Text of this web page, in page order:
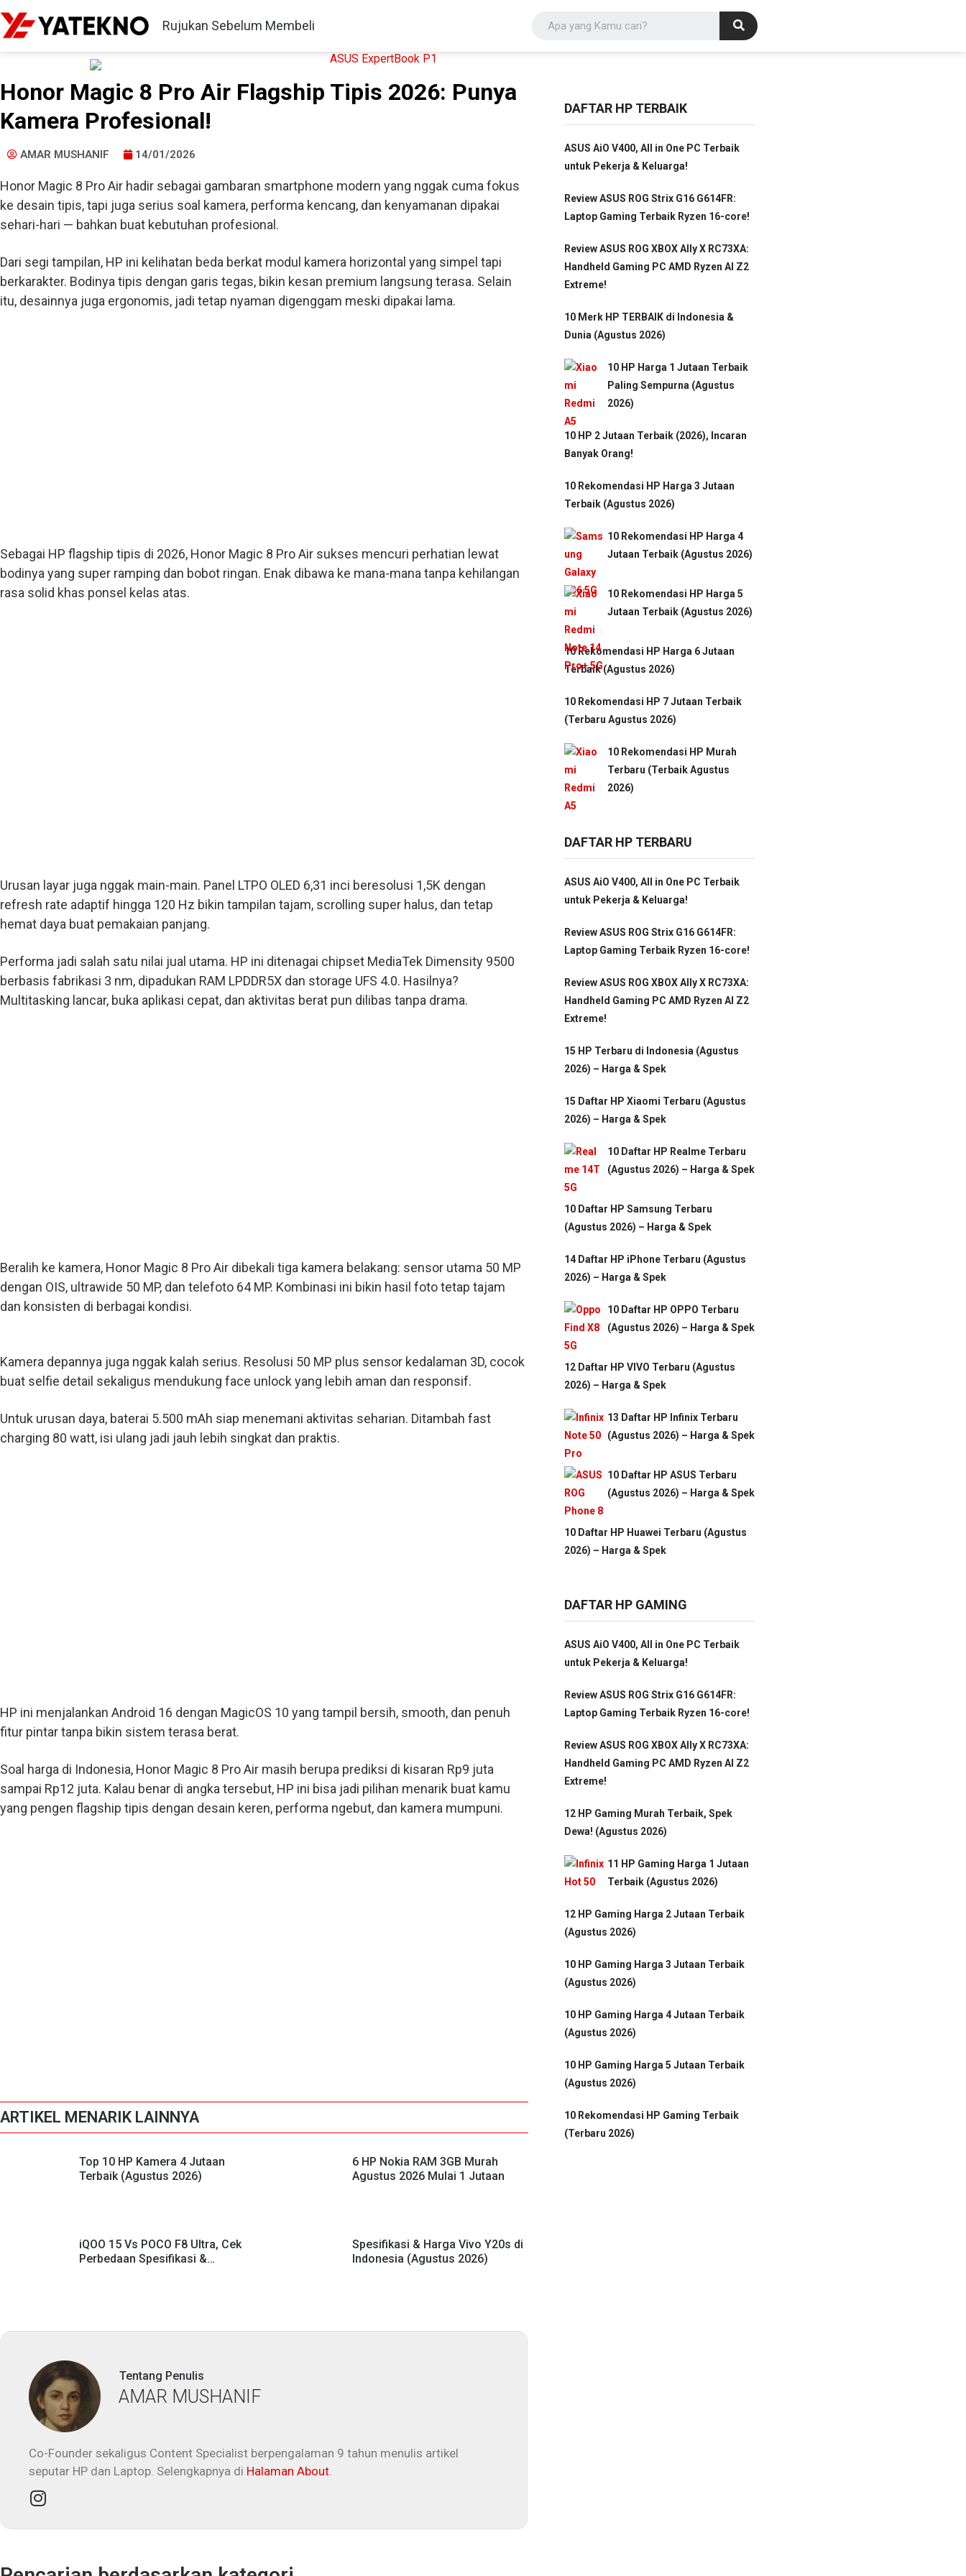
Rujukan Sebelum Membeli
Honor Magic 8 Pro Air Flagship Tipis 2026: Punya
Kamera Profesional!
AMAR MUSHANIF 14/01/2026
Honor Magic 8 Pro Air hadir sebagai gambaran smartphone modern yang nggak cuma fokus
ke desain tipis, tapi juga serius soal kamera, performa kencang, dan kenyamanan dipakai
sehari-hari — bahkan buat kebutuhan profesional.
Dari segi tampilan, HP ini kelihatan beda berkat modul kamera horizontal yang simpel tapi
berkarakter. Bodinya tipis dengan garis tegas, bikin kesan premium langsung terasa. Selain
itu, desainnya juga ergonomis, jadi tetap nyaman digenggam meski dipakai lama.
Sebagai HP flagship tipis di 2026, Honor Magic 8 Pro Air sukses mencuri perhatian lewat
bodinya yang super ramping dan bobot ringan. Enak dibawa ke mana-mana tanpa kehilangan
rasa solid khas ponsel kelas atas.
Urusan layar juga nggak main-main. Panel LTPO OLED 6,31 inci beresolusi 1,5K dengan
refresh rate adaptif hingga 120 Hz bikin tampilan tajam, scrolling super halus, dan tetap
hemat daya buat pemakaian panjang.
Performa jadi salah satu nilai jual utama. HP ini ditenagai chipset MediaTek Dimensity 9500
berbasis fabrikasi 3 nm, dipadukan RAM LPDDR5X dan storage UFS 4.0. Hasilnya?
Multitasking lancar, buka aplikasi cepat, dan aktivitas berat pun dilibas tanpa drama.
Beralih ke kamera, Honor Magic 8 Pro Air dibekali tiga kamera belakang: sensor utama 50 MP
dengan OIS, ultrawide 50 MP, dan telefoto 64 MP. Kombinasi ini bikin hasil foto tetap tajam
dan konsisten di berbagai kondisi.
Kamera depannya juga nggak kalah serius. Resolusi 50 MP plus sensor kedalaman 3D, cocok
buat selfie detail sekaligus mendukung face unlock yang lebih aman dan responsif.
Untuk urusan daya, baterai 5.500 mAh siap menemani aktivitas seharian. Ditambah fast
charging 80 watt, isi ulang jadi jauh lebih singkat dan praktis.
HP ini menjalankan Android 16 dengan MagicOS 10 yang tampil bersih, smooth, dan penuh
fitur pintar tanpa bikin sistem terasa berat.
Soal harga di Indonesia, Honor Magic 8 Pro Air masih berupa prediksi di kisaran Rp9 juta
sampai Rp12 juta. Kalau benar di angka tersebut, HP ini bisa jadi pilihan menarik buat kamu
yang pengen flagship tipis dengan desain keren, performa ngebut, dan kamera mumpuni.
Tentang Penulis
ARTIKEL MENARIK LAINNYA
Top 10 HP Kamera 4 Jutaan
Terbaik (Agustus 2026)
6 HP Nokia RAM 3GB Murah
Agustus 2026 Mulai 1 Jutaan
iQOO 15 Vs POCO F8 Ultra, Cek
Perbedaan Spesifikasi &
Spesifikasi & Harga Vivo Y20s di
Indonesia (Agustus 2026)
AMAR MUSHANIF
Co-Founder sekaligus Content Specialist berpengalaman 9 tahun menulis artikel
seputar HP dan Laptop. Selengkapnya di Halaman About
DAFTAR HP TERBAIK
ASUS AiO V400, All in One PC Terbaik
untuk Pekerja & Keluarga!
Review ASUS ROG Strix G16 G614FR:
Laptop Gaming Terbaik Ryzen 16-core!
Review ASUS ROG XBOX Ally X RC73XA:
Handheld Gaming PC AMD Ryzen AI Z2
Extreme!
10 Merk HP TERBAIK di Indonesia &
Dunia (Agustus 2026)
10 HP Harga 1 Jutaan Terbaik
Paling Sempurna (Agustus
2026)
10 HP 2 Jutaan Terbaik (2026), Incaran
Banyak Orang!
10 Rekomendasi HP Harga 3 Jutaan
Terbaik (Agustus 2026)
10 Rekomendasi HP Harga 4
Jutaan Terbaik (Agustus 2026)
10 Rekomendasi HP Harga 5
Jutaan Terbaik (Agustus 2026)
10 Rekomendasi HP Harga 6 Jutaan
Terbaik (Agustus 2026)
10 Rekomendasi HP 7 Jutaan Terbaik
(Terbaru Agustus 2026)
10 Rekomendasi HP Murah
Terbaru (Terbaik Agustus
2026)
DAFTAR HP TERBARU
ASUS AiO V400, All in One PC Terbaik
untuk Pekerja & Keluarga!
Review ASUS ROG Strix G16 G614FR:
Laptop Gaming Terbaik Ryzen 16-core!
Review ASUS ROG XBOX Ally X RC73XA:
Handheld Gaming PC AMD Ryzen AI Z2
Extreme!
15 HP Terbaru di Indonesia (Agustus
2026) – Harga & Spek
15 Daftar HP Xiaomi Terbaru (Agustus
2026) – Harga & Spek
10 Daftar HP Realme Terbaru
(Agustus 2026) – Harga & Spek
10 Daftar HP Samsung Terbaru
(Agustus 2026) – Harga & Spek
14 Daftar HP iPhone Terbaru (Agustus
2026) – Harga & Spek
10 Daftar HP OPPO Terbaru
(Agustus 2026) – Harga & Spek
12 Daftar HP VIVO Terbaru (Agustus
2026) – Harga & Spek
13 Daftar HP Infinix Terbaru
(Agustus 2026) – Harga & Spek
10 Daftar HP ASUS Terbaru
(Agustus 2026) – Harga & Spek
10 Daftar HP Huawei Terbaru (Agustus
2026) – Harga & Spek
DAFTAR HP GAMING
ASUS AiO V400, All in One PC Terbaik
untuk Pekerja & Keluarga!
Review ASUS ROG Strix G16 G614FR:
Laptop Gaming Terbaik Ryzen 16-core!
Review ASUS ROG XBOX Ally X RC73XA:
Handheld Gaming PC AMD Ryzen AI Z2
Extreme!
12 HP Gaming Murah Terbaik, Spek
Dewa! (Agustus 2026)
11 HP Gaming Harga 1 Jutaan
Terbaik (Agustus 2026)
12 HP Gaming Harga 2 Jutaan Terbaik
(Agustus 2026)
10 HP Gaming Harga 3 Jutaan Terbaik
(Agustus 2026)
10 HP Gaming Harga 4 Jutaan Terbaik
(Agustus 2026)
10 HP Gaming Harga 5 Jutaan Terbaik
(Agustus 2026)
10 Rekomendasi HP Gaming Terbaik
(Terbaru 2026)